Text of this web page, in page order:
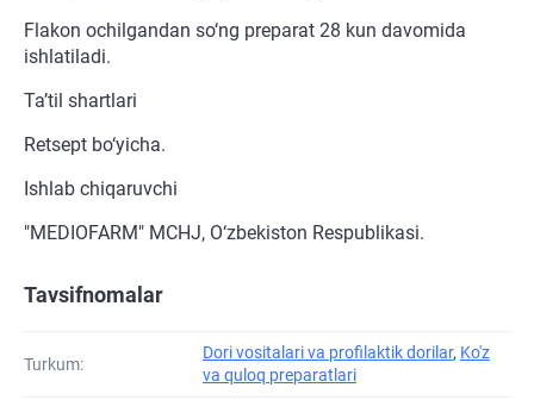
Flakon ochilgandan so‘ng preparat 28 kun davomida
ishlatiladi.
Ta’til shartlari
Retsept bo‘yicha.
Ishlab chiqaruvchi
"MEDIOFARM" MCHJ, O‘zbekiston Respublikasi.
Tavsifnomalar
Turkum:
Dori vositalari va profilaktik dorilar, Ko'z
va quloq preparatlari